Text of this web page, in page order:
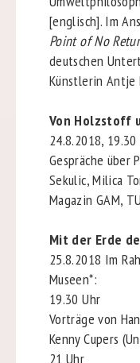
[englisch]. Im
Point of No
deutschen
Künstlerin Antje
Von Holzstoff
24.8.2018, 19.30
Gespräche über
Sekulic, Milica
Magazin GAM,
Mit der Erde
25.8.2018 Im
Museen*:
19.30 Uhr
Vorträge von
Kenny Cupers
21 Uhr